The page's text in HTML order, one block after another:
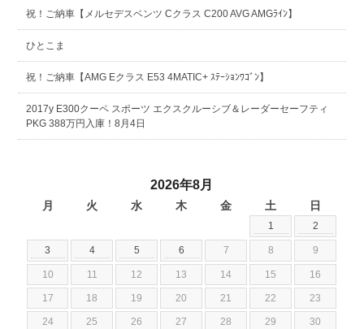
祝！ご納車【メルセデスベンツ Cクラス C200 AVG AMGﾗｲﾝ】
ひとこま
祝！ご納車【AMG Eクラス E53 4MATIC+ ｽﾃｰｼｮﾝﾜｺﾞﾝ】
2017y E300クーペ スポーツ エクスクルーシブ＆レーダーセーフティ
PKG 388万円入庫！8月4日
2026年8月
月 火 水 木 金 土 日
1 2
3 4 5 6 7 8 9
10 11 12 13 14 15 16
17 18 19 20 21 22 23
24 25 26 27 28 29 30